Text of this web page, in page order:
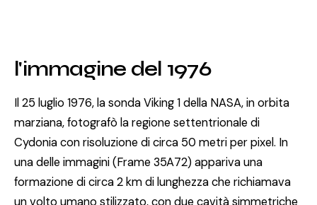
l'immagine del 1976
Il 25 luglio 1976, la sonda Viking 1 della NASA, in orbita
marziana, fotografò la regione settentrionale di
Cydonia con risoluzione di circa 50 metri per pixel. In
una delle immagini (Frame 35A72) appariva una
formazione di circa 2 km di lunghezza che richiamava
un volto umano stilizzato, con due cavità simmetriche